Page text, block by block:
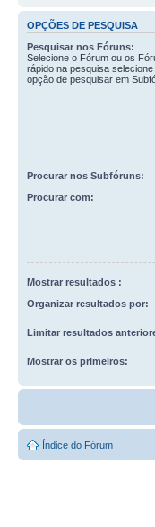
OPÇÕES DE PESQUISA
Pesquisar nos Fóruns:
Selecione o Fórum ou os
rápido na pesquisa
opção de pesquisar em
Procurar nos Subfóruns:
Procurar com:
Mostrar resultados :
Organizar resultados por:
Limitar resultados
Mostrar os primeiros:
Índice do Fórum